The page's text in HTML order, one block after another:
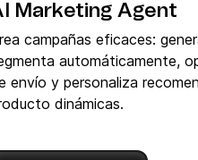
Marketing Agent
campañas eficaces:
automáticamente,
envío y personaliza
dinámicas.